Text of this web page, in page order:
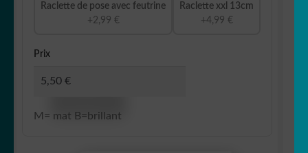
Raclette de pose avec feutrine
+2,99 €
Raclette xxl 13cm
+4,99 €
Prix
M= mat B=brillant